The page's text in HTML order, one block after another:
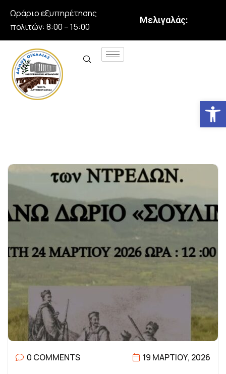
Ωράριο εξυπηρέτησης
πολιτών: 8:00 – 15:00
Μελιγαλάς:
0 COMMENTS 19 ΜΑΡΤΊΟΥ, 2026